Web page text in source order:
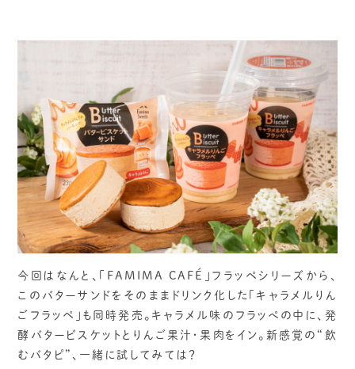
今回はなんと、「FAMIMA CAFÉ」フラッペシリーズから、
このバターサンドをそのままドリンク化した「キャラメルりん
ごフラッペ」も同時発売。キャラメル味のフラッぺの中に、発
酵バタービスケットとりんご果汁・果肉をイン。新感覚の“飲
むバタピ”、一緒に試してみては？